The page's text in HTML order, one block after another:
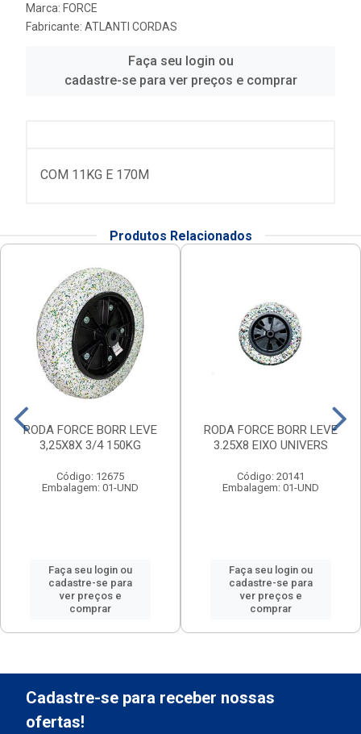
Marca: FORCE
Fabricante: ATLANTI CORDAS
Faça seu login ou
cadastre-se para ver preços e comprar
COM 11KG E 170M
Produtos Relacionados
RODA FORCE BORR LEVE
3,25X8X 3/4 150KG
Código: 12675
Embalagem: 01-UND
Faça seu login ou
cadastre-se para
ver preços e
comprar
RODA FORCE BORR LEVE
3.25X8 EIXO UNIVERS
Código: 20141
Embalagem: 01-UND
Faça seu login ou
cadastre-se para
ver preços e
comprar
Cadastre-se para receber nossas
ofertas!